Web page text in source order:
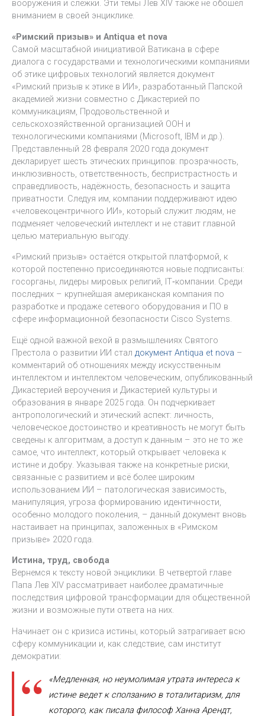
вооружения и слежки. Эти темы Лев XIV также не обошёл
вниманием в своей энциклике.
«Римский призыв» и Antiqua et nova
Самой масштабной инициативой Ватикана в сфере
диалога с государствами и технологическими компаниями
об этике цифровых технологий является документ
«Римский призыв к этике в ИИ», разработанный Папской
академией жизни совместно с Дикастерией по
коммуникациям, Продовольственной и
сельскохозяйственной организацией ООН и
технологическими компаниями (Microsoft, IBM и др.).
Представленный 28 февраля 2020 года документ
декларирует шесть этических принципов: прозрачность,
инклюзивность, ответственность, беспристрастность и
справедливость, надёжность, безопасность и защита
приватности. Следуя им, компании поддерживают идею
«человекоцентричного ИИ», который служит людям, не
подменяет человеческий интеллект и не ставит главной
целью материальную выгоду.
«Римский призыв» остаётся открытой платформой, к
которой постепенно присоединяются новые подписанты:
госорганы, лидеры мировых религий, IT‑компании. Среди
последних – крупнейшая американская компания по
разработке и продаже сетевого оборудования и ПО в
сфере информационной безопасности Cisco Systems.
Ещё одной важной вехой в размышлениях Святого
Престола о развитии ИИ стал документ Antiqua et nova –
комментарий об отношениях между искусственным
интеллектом и интеллектом человеческим, опубликованный
Дикастерией вероучения и Дикастерией культуры и
образования в январе 2025 года. Он подчеркивает
антропологический и этический аспект: личность,
человеческое достоинство и креативность не могут быть
сведены к алгоритмам, а доступ к данным – это не то же
самое, что интеллект, который открывает человека к
истине и добру. Указывая также на конкретные риски,
связанные с развитием и всё более широким
использованием ИИ – патологическая зависимость,
манипуляция, угроза формированию идентичности,
особенно молодого поколения, – данный документ вновь
настаивает на принципах, заложенных в «Римском
призыве» 2020 года.
Истина, труд, свобода
Вернемся к тексту новой энциклики. В четвертой главе
Папа Лев XIV рассматривает наиболее драматичные
последствия цифровой трансформации для общественной
жизни и возможные пути ответа на них.
Начинает он с кризиса истины, который затрагивает всю
сферу коммуникации и, как следствие, сам институт
демократии:
«Медленная, но неумолимая утрата интереса к
истине ведет к сползанию в тоталитаризм, для
которого, как писала философ Ханна Арендт,